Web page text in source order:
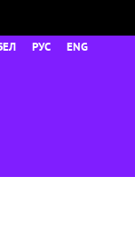
РУС ENG